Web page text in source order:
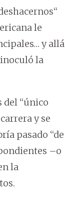
le
y allá
la
del “único
y se
pasado “de
–o
la